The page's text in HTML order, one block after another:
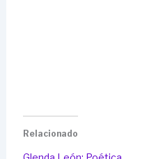
Relacionado